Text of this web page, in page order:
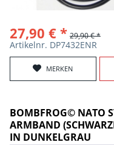
27,90 € * 29,90 € *
Artikelnr. DP7432ENR
MERKEN
BOMBFROG© NATO
ARMBAND
IN DUNKELGRAU